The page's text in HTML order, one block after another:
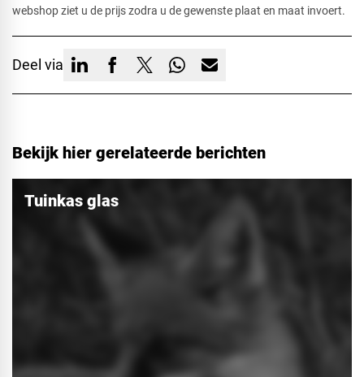
webshop ziet u de prijs zodra u de gewenste plaat en maat invoert.
Deel via
Bekijk hier gerelateerde berichten
Tuinkas glas